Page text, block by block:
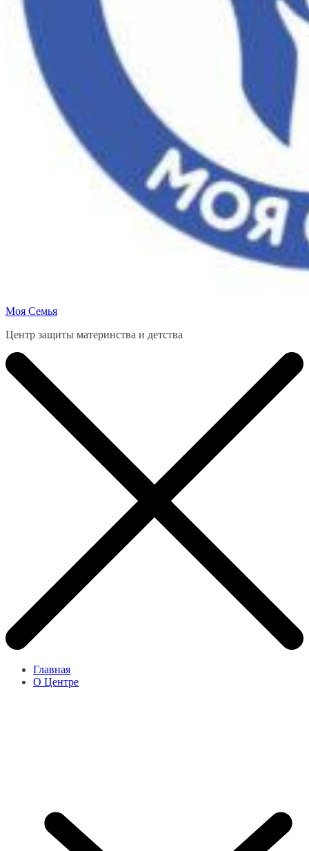
Моя Семья
Центр защиты материнства и детства
Главная
О Центре